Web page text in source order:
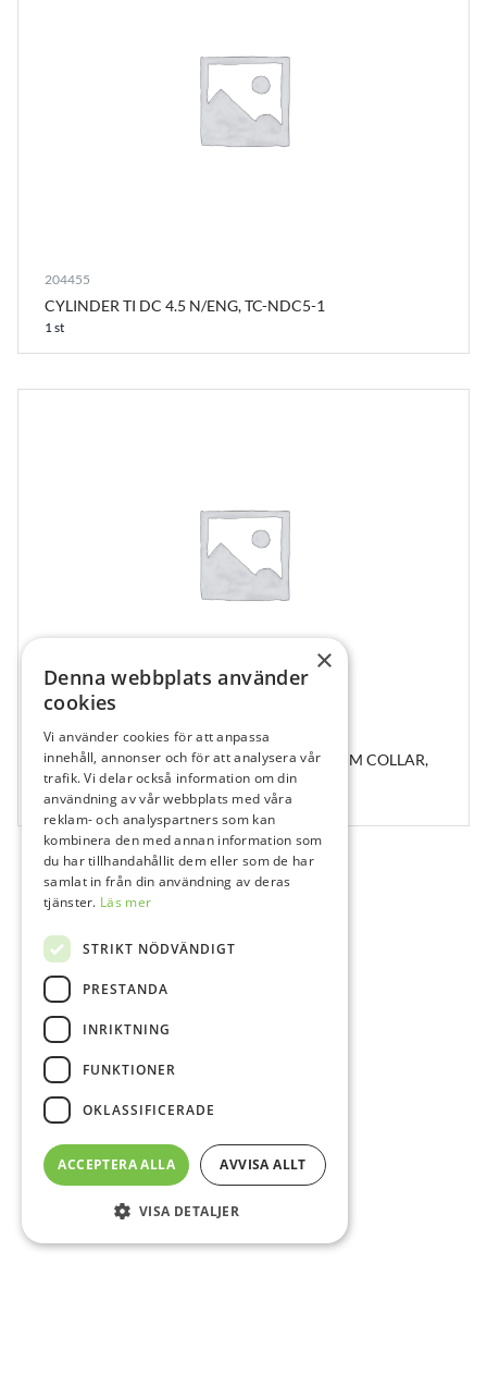
204455
CYLINDER TI DC 4.5 N/ENG, TC-NDC5-1
1 st
210740
ABUTMENT BASE TI N/ENG 5.0 TRI-NEX 3MM COLLAR,
TIB-NL-50-C3
1 st
×
Denna webbplats använder
cookies
Vi använder cookies för att anpassa
innehåll, annonser och för att analysera vår
trafik. Vi delar också information om din
användning av vår webbplats med våra
reklam- och analyspartners som kan
kombinera den med annan information som
du har tillhandahållit dem eller som de har
samlat in från din användning av deras
tjänster. Läs mer
STRIKT NÖDVÄNDIGT
PRESTANDA
INRIKTNING
FUNKTIONER
OKLASSIFICERADE
ACCEPTERA ALLA AVVISA ALLT
VISA DETALJER